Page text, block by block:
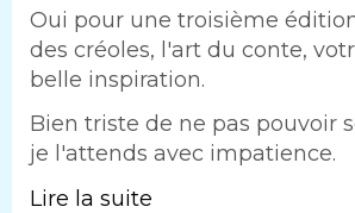
Oui pour une troisième
des créoles, l'art du conte,
belle inspiration.
Bien triste de ne pas pouvoir
je l'attends avec impatience.
Lire la suite